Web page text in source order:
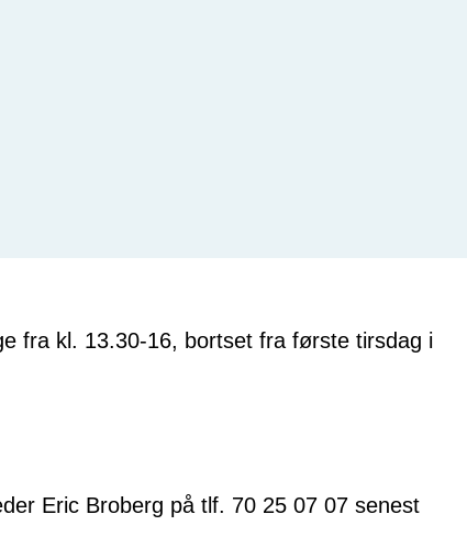
fra kl. 13.30-16, bortset fra første tirsdag i
Eric Broberg på tlf. 70 25 07 07 senest